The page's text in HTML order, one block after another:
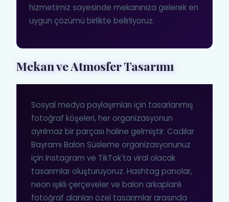
hizmetimiz sayesinde mekanınıza gelerek en
uygun çözümü birlikte belirliyoruz.
Mekan ve Atmosfer Tasarımı
Sosyal medya paylaşımları için tasarlanmış
fotoğraf köşeleri, her organizasyonun
ayrılmaz bir parçası haline gelmiştir. Cadılar
Bayramı Balon Süsleme organizasyonunuz
için Instagram ve TikTok'ta viral olacak
tasarımlar oluşturuyoruz. Hashtag panolar,
neon ışıklı çerçeveler ve balon arkaplanlı
fotoğraf alanları özel tasarımlar arasında